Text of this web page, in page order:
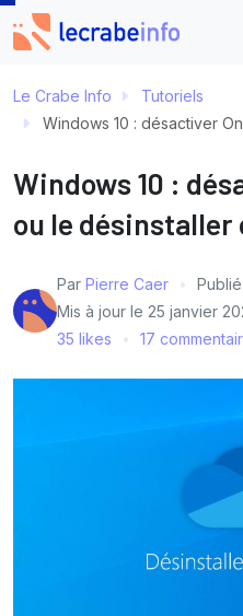
Le Crabe Info
Tutoriels
Windows 10 : désactiver
Windows 10 :
ou le
Par Pierre Caer
Mis à jour le 25 janvier
35 likes
17